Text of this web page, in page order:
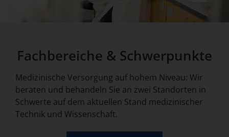
Fachbereiche & Schwerpunkte
Medizinische Versorgung auf hohem Niveau: Wir
beraten und behandeln Sie an zwei Standorten in
Schwerte auf dem aktuellen Stand medizinischer
Technik und Wissenschaft.